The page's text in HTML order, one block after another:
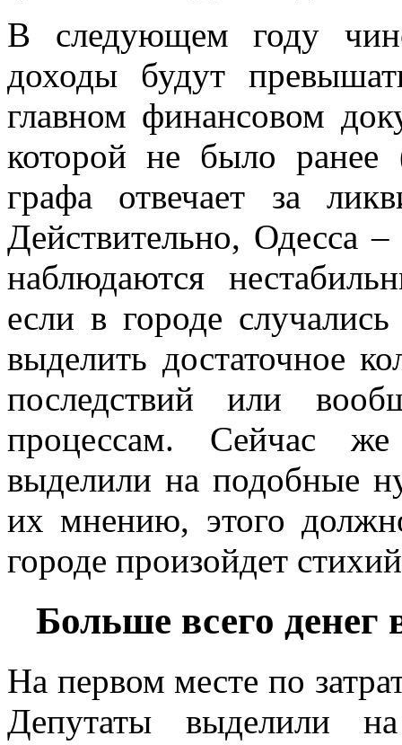
В следующем году
доходы будут
главном финансовом
которой не было ранее
графа отвечает за
Действительно, Одесса
наблюдаются
если в городе
выделить достаточное
последствий или
процессам. Сейчас
выделили на подобные
их мнению, этого
городе произойдет
Больше всего денег
На первом месте по
Депутаты выделили